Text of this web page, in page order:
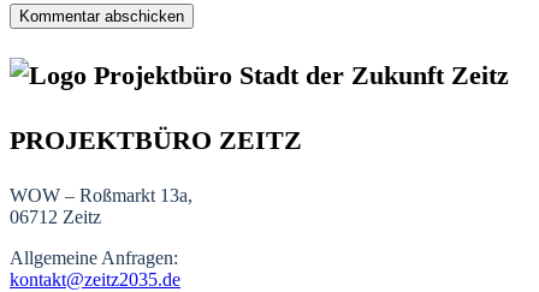
PROJEKTBÜRO ZEITZ
WOW – Roßmarkt 13a,
06712 Zeitz
Allgemeine Anfragen:
kontakt@zeitz2035.de